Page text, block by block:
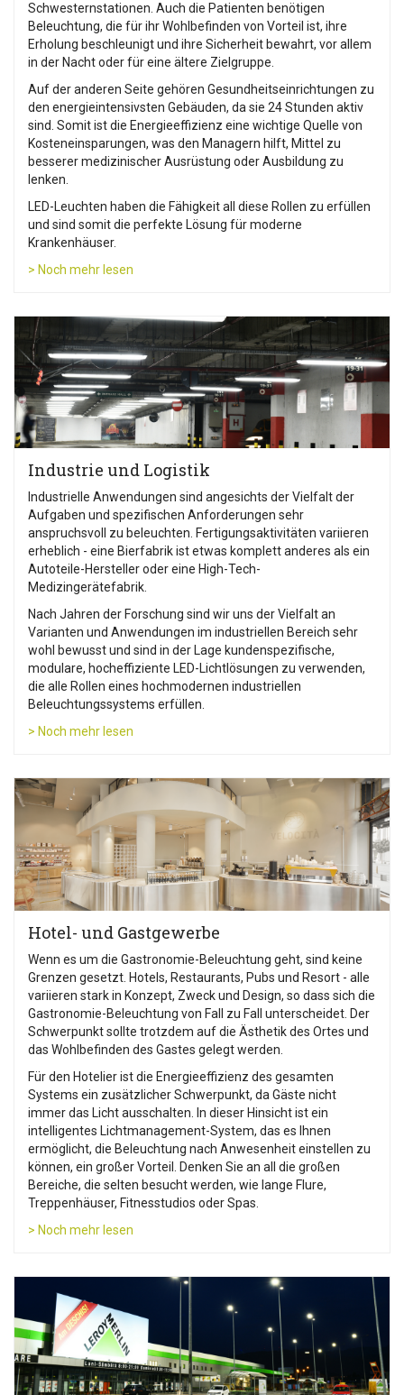
Schwesternstationen. Auch die Patienten benötigen
Beleuchtung, die für ihr Wohlbefinden von Vorteil ist, ihre
Erholung beschleunigt und ihre Sicherheit bewahrt, vor allem
in der Nacht oder für eine ältere Zielgruppe.
Auf der anderen Seite gehören Gesundheitseinrichtungen zu
den energieintensivsten Gebäuden, da sie 24 Stunden aktiv
sind. Somit ist die Energieeffizienz eine wichtige Quelle von
Kosteneinsparungen, was den Managern hilft, Mittel zu
besserer medizinischer Ausrüstung oder Ausbildung zu
lenken.
LED-Leuchten haben die Fähigkeit all diese Rollen zu erfüllen
und sind somit die perfekte Lösung für moderne
Krankenhäuser.
> Noch mehr lesen
Industrie und Logistik
Industrielle Anwendungen sind angesichts der Vielfalt der
Aufgaben und spezifischen Anforderungen sehr
anspruchsvoll zu beleuchten. Fertigungsaktivitäten variieren
erheblich - eine Bierfabrik ist etwas komplett anderes als ein
Autoteile-Hersteller oder eine High-Tech-
Medizingerätefabrik.
Nach Jahren der Forschung sind wir uns der Vielfalt an
Varianten und Anwendungen im industriellen Bereich sehr
wohl bewusst und sind in der Lage kundenspezifische,
modulare, hocheffiziente LED-Lichtlösungen zu verwenden,
die alle Rollen eines hochmodernen industriellen
Beleuchtungssystems erfüllen.
> Noch mehr lesen
Hotel- und Gastgewerbe
Wenn es um die Gastronomie-Beleuchtung geht, sind keine
Grenzen gesetzt. Hotels, Restaurants, Pubs und Resort - alle
variieren stark in Konzept, Zweck und Design, so dass sich die
Gastronomie-Beleuchtung von Fall zu Fall unterscheidet. Der
Schwerpunkt sollte trotzdem auf die Ästhetik des Ortes und
das Wohlbefinden des Gastes gelegt werden.
Für den Hotelier ist die Energieeffizienz des gesamten
Systems ein zusätzlicher Schwerpunkt, da Gäste nicht
immer das Licht ausschalten. In dieser Hinsicht ist ein
intelligentes Lichtmanagement-System, das es Ihnen
ermöglicht, die Beleuchtung nach Anwesenheit einstellen zu
können, ein großer Vorteil. Denken Sie an all die großen
Bereiche, die selten besucht werden, wie lange Flure,
Treppenhäuser, Fitnesstudios oder Spas.
> Noch mehr lesen